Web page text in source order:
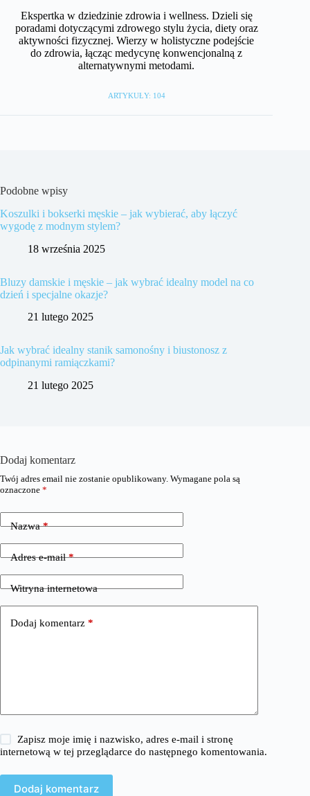
Ekspertka w dziedzinie zdrowia i wellness. Dzieli się
poradami dotyczącymi zdrowego stylu życia, diety oraz
aktywności fizycznej. Wierzy w holistyczne podejście
do zdrowia, łącząc medycynę konwencjonalną z
alternatywnymi metodami.
ARTYKUŁY: 104
Podobne wpisy
Koszulki i bokserki męskie – jak wybierać, aby łączyć
wygodę z modnym stylem?
18 września 2025
Bluzy damskie i męskie – jak wybrać idealny model na co
dzień i specjalne okazje?
21 lutego 2025
Jak wybrać idealny stanik samonośny i biustonosz z
odpinanymi ramiączkami?
21 lutego 2025
Dodaj komentarz
Twój adres email nie zostanie opublikowany. Wymagane pola są
oznaczone *
Nazwa*
Adres e-mail*
Witryna internetowa
Dodaj komentarz *
Zapisz moje imię i nazwisko, adres e-mail i stronę
internetową w tej przeglądarce do następnego komentowania.
Dodaj komentarz